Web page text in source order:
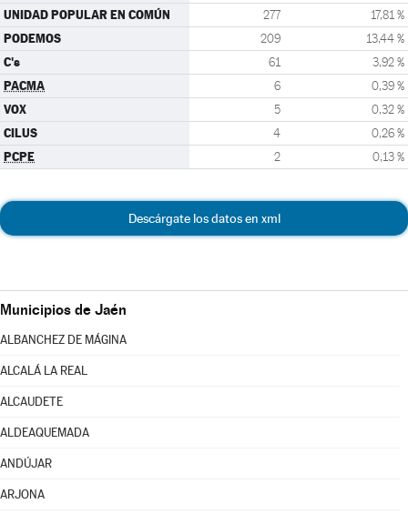
UNIDAD POPULAR EN COMÚN 277 17,81 %
PODEMOS 209 13,44 %
C's 61 3,92 %
PACMA 6 0,39 %
VOX 5 0,32 %
CILUS 4 0,26 %
PCPE 2 0,13 %
Descárgate los datos en xml
Municipios de Jaén
ALBANCHEZ DE MÁGINA
ALCALÁ LA REAL
ALCAUDETE
ALDEAQUEMADA
ANDÚJAR
ARJONA